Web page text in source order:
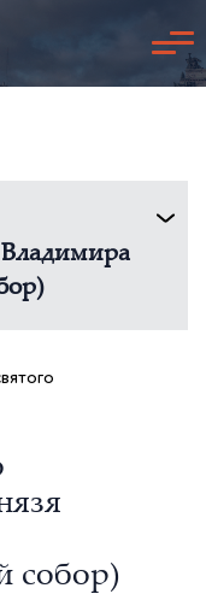
Владимира
собор)